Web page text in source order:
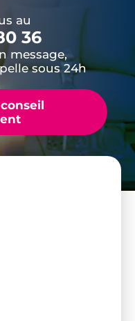
au
36
message,
sous 24h